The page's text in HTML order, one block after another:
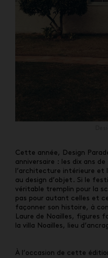
Cette année, Design
anniversaire : les dix ans
l’architecture intérieure et
au design d’objet. Si le
véritable tremplin pour la
pas pour autant celles et
façonner son histoire, à
Laure de Noailles, figures
la villa Noailles, lieu
À l’occasion de cette